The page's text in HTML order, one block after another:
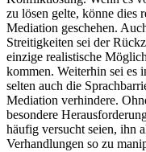
zu lösen gelte, könne dies
Mediation geschehen.
Streitigkeiten sei der
einzige realistische
kommen. Weiterhin sei es
selten auch die
Mediation verhindere.
besondere
häufig versucht seien, ihn
Verhandlungen so zu